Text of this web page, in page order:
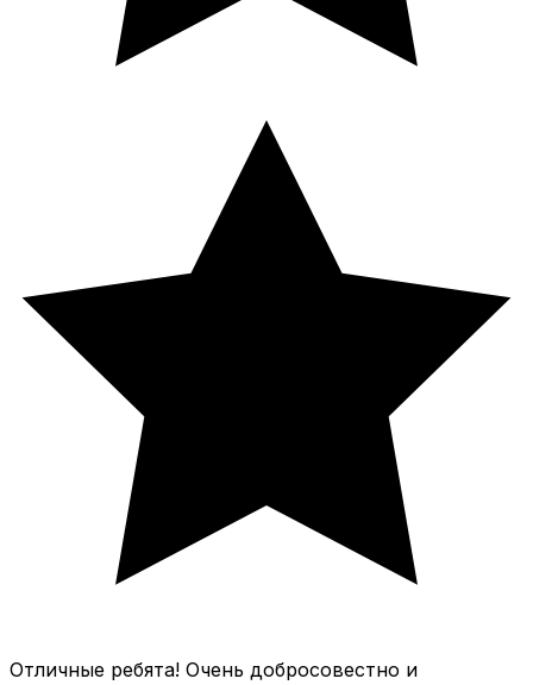
Отличные ребята! Очень добросовестно и